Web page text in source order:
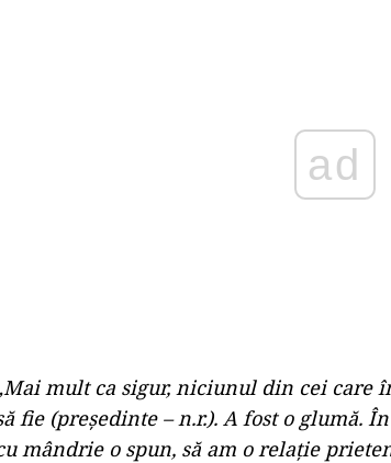
mult ca sigur, niciunul din cei care
fie (preşedinte – n.r.). A fost o glumă.
mândrie o spun, să am o relaţie